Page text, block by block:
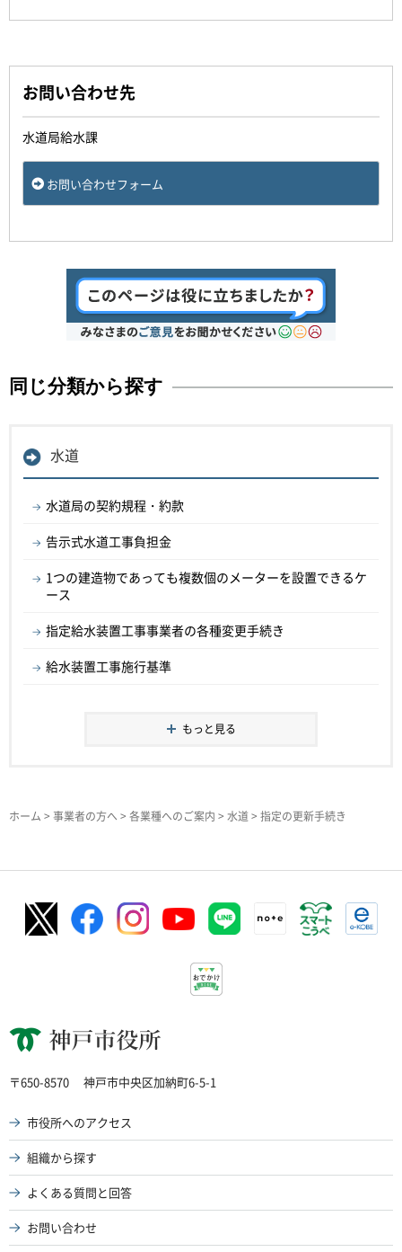
お問い合わせ先
水道局給水課
お問い合わせフォーム
同じ分類から探す
水道
水道局の契約規程・約款
告示式水道工事負担金
1つの建造物であっても複数個のメーターを設置できるケ
ース
指定給水装置工事事業者の各種変更手続き
給水装置工事施行基準
もっと見る
ホーム > 事業者の方へ > 各業種へのご案内 > 水道 > 指定の更新手続き
神戸市役所
〒650-8570 神戸市中央区加納町6-5-1
市役所へのアクセス
組織から探す
よくある質問と回答
お問い合わせ